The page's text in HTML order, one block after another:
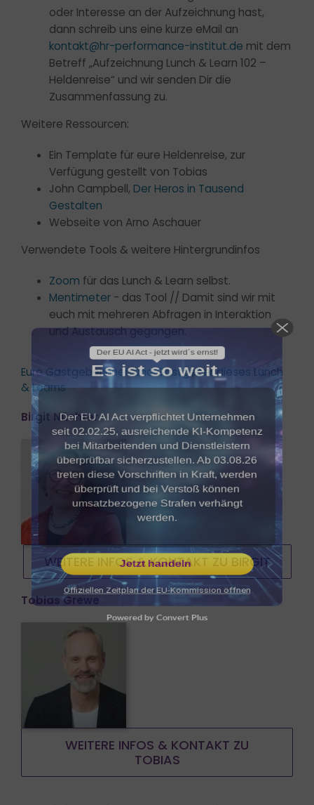
oder Interesse an der Aufzeichnung hast,
dann schreib uns eine kurze eMail an
kontakt@hr-performance-institut.de mit dem
Betreff „Aufzeichnung Lunch & Learn 102 –
Heldenreise“ und wir senden Dir die
Zusammenfassung zu.
Weitere Ressourcen:
Ein Template für eure Heldenreise, zur
Verfügung gestellt von Tobias
John Campbell, Der Heros in Tausend
Gestalten
Webseite von Arno Aschauer
Verwendete Tools & weitere Hintergrundinfos
Zoom für das Lunch & Learn selbst.
Mentimeter - das Tool // Damit sind wir mit
euch mit mehreren Abfragen in Interaktion
und Austausch gegangen.
Eure Gastgeberinnen und Gastgeber dieses Lunch
& Learns
Birgit Nüchter
WEITERE INFOS & KONTAKT ZU BIRGIT
Tobias Grewe
WEITERE INFOS & KONTAKT ZU
TOBIAS
Es ist so weit.
Der EU AI Act verpflichtet Unternehmen
seit 02.02.25, ausreichende KI-Kompetenz
bei Mitarbeitenden und Dienstleistern
überprüfbar sicherzustellen. Ab 03.08.26
treten diese Vorschriften in Kraft, werden
überprüft und bei Verstoß können
umsatzbezogene Strafen verhängt
werden.
Jetzt handeln
Offiziellen Zeitplan der EU-Kommission öffnen
Powered by Convert Plus